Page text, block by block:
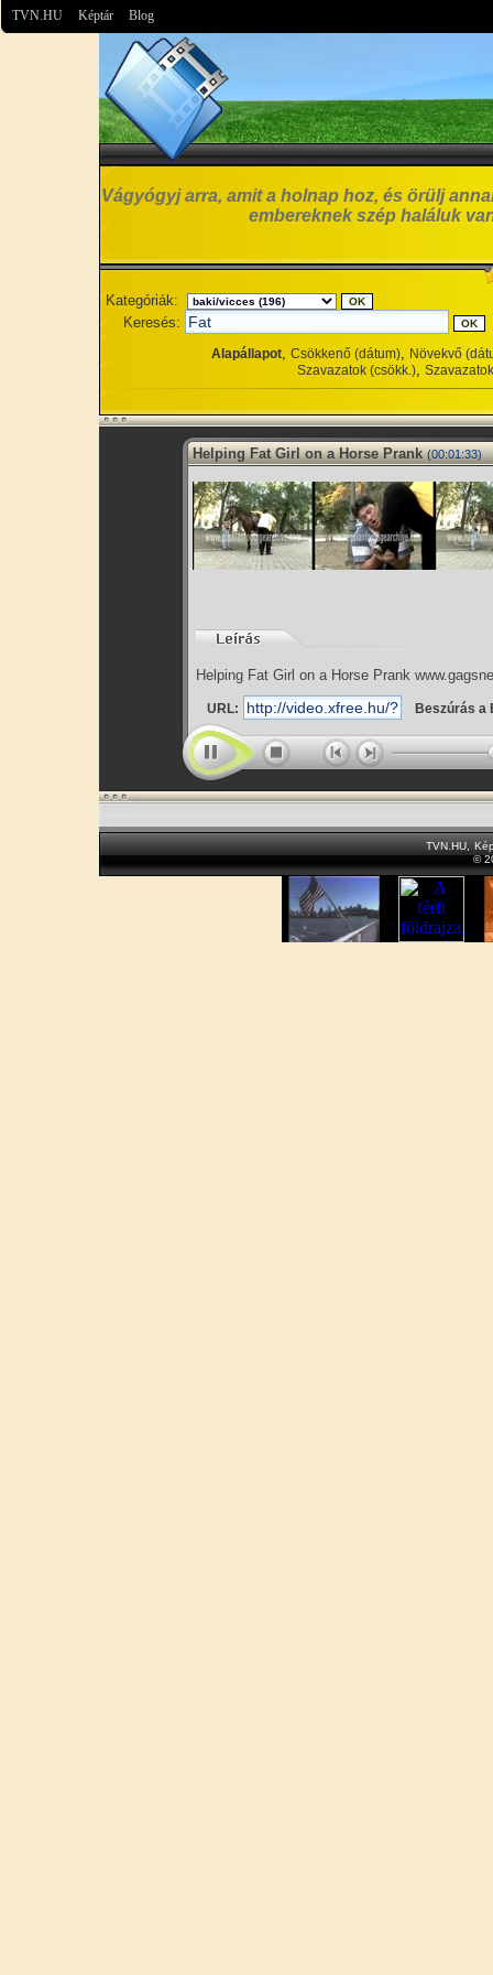
TVN.HU Képtár Blog
Vágyógyj arra, amit a holnap hoz, és örülj
embereknek szép haláluk
Kategóriák:
Keresés:
Alapállapot, Csökkenő (dátum), Növekvő
Szavazatok (csökk.),
Helping Fat Girl on a Horse Prank (00:01:33)
Helping Fat Girl on a Horse Prank
URL: Beszúrás a
TVN.HU
©